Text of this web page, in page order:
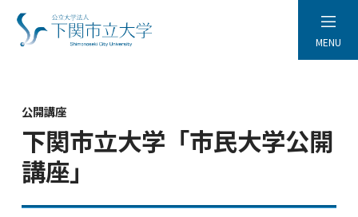
MENU
公開講座
下関市立大学「市民大学公開
講座」